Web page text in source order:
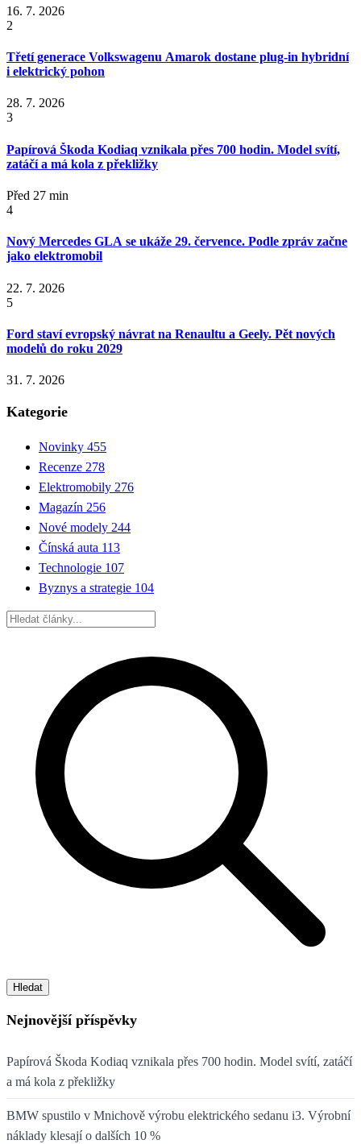
16. 7. 2026
2
Třetí generace Volkswagenu Amarok dostane plug-in hybridní
i elektrický pohon
28. 7. 2026
3
Papírová Škoda Kodiaq vznikala přes 700 hodin. Model svítí,
zatáčí a má kola z překližky
Před 27 min
4
Nový Mercedes GLA se ukáže 29. července. Podle zpráv začne
jako elektromobil
22. 7. 2026
5
Ford staví evropský návrat na Renaultu a Geely. Pět nových
modelů do roku 2029
31. 7. 2026
Kategorie
Novinky 455
Recenze 278
Elektromobily 276
Magazín 256
Nové modely 244
Čínská auta 113
Technologie 107
Byznys a strategie 104
Hledat:
Hledat
Nejnovější příspěvky
Papírová Škoda Kodiaq vznikala přes 700 hodin. Model svítí, zatáčí
a má kola z překližky
BMW spustilo v Mnichově výrobu elektrického sedanu i3. Výrobní
náklady klesají o dalších 10 %